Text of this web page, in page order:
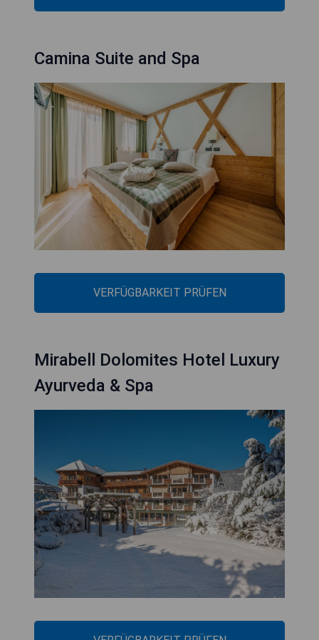
Camina Suite and Spa
VERFÜGBARKEIT PRÜFEN
Mirabell Dolomites Hotel Luxury
Ayurveda & Spa